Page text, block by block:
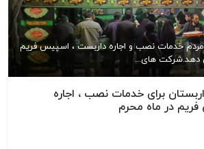
مردم خدمات نصب و اجاره داربست ، اسپیس فریم
دهد.شرکت های...
برای خدمات نصب ، اجاره
در ماه محرم